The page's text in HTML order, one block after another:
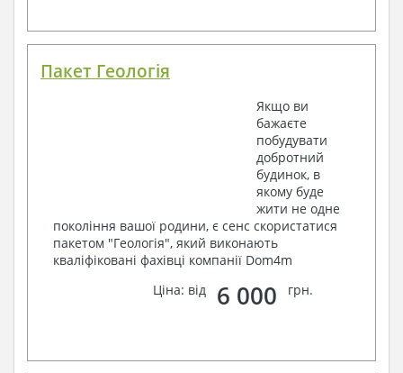
Пакет Геологія
Якщо ви
бажаєте
побудувати
добротний
будинок, в
якому буде
жити не одне
покоління вашої родини, є сенс скористатися
пакетом "Геологія", який виконають
кваліфіковані фахівці компанії Dom4m
Ціна: від
6 000 грн.